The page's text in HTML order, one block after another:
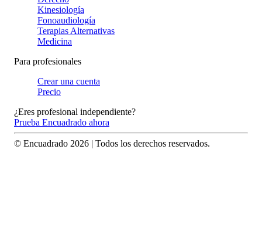
Kinesiología
Fonoaudiología
Terapias Alternativas
Medicina
Para profesionales
Crear una cuenta
Precio
¿Eres profesional independiente?
Prueba Encuadrado ahora
© Encuadrado 2026 | Todos los derechos reservados.